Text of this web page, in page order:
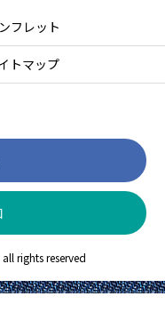
フレット
トマップ
rights reserved